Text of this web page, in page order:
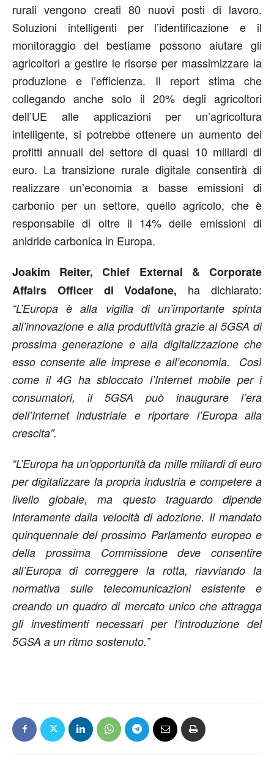
rurali vengono creati 80 nuovi posti di lavoro.
Soluzioni intelligenti per l’identificazione e il
monitoraggio del bestiame possono aiutare gli
agricoltori a gestire le risorse per massimizzare la
produzione e l’efficienza. Il report stima che
collegando anche solo il 20% degli agricoltori
dell’UE alle applicazioni per un’agricoltura
intelligente, si potrebbe ottenere un aumento dei
profitti annuali del settore di quasi 10 miliardi di
euro. La transizione rurale digitale consentirà di
realizzare un’economia a basse emissioni di
carbonio per un settore, quello agricolo, che è
responsabile di oltre il 14% delle emissioni di
anidride carbonica in Europa.
Joakim Reiter, Chief External & Corporate
Affairs Officer di Vodafone, ha dichiarato:
“L’Europa è alla vigilia di un’importante spinta
all’innovazione e alla produttività grazie al 5GSA di
prossima generazione e alla digitalizzazione che
esso consente alle imprese e all’economia. Così
come il 4G ha sbloccato l’Internet mobile per i
consumatori, il 5GSA può inaugurare l’era
dell’Internet industriale e riportare l’Europa alla
crescita”.
“L’Europa ha un’opportunità da mille miliardi di euro
per digitalizzare la propria industria e competere a
livello globale, ma questo traguardo dipende
interamente dalla velocità di adozione. Il mandato
quinquennale del prossimo Parlamento europeo e
della prossima Commissione deve consentire
all’Europa di correggere la rotta, riavviando la
normativa sulle telecomunicazioni esistente e
creando un quadro di mercato unico che attragga
gli investimenti necessari per l’introduzione del
5GSA a un ritmo sostenuto.”